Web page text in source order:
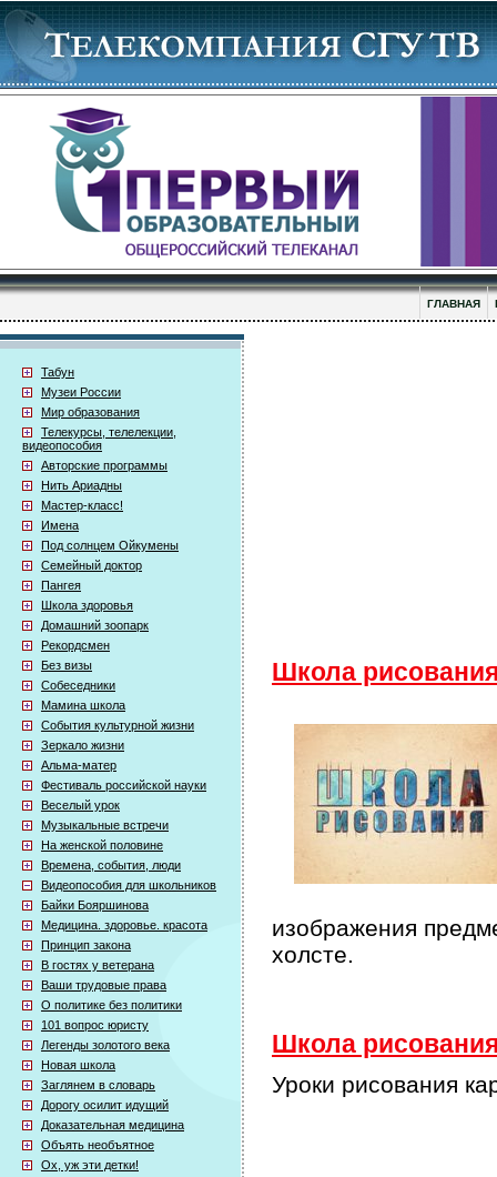
ГЛАВНАЯ
Табун
Музеи России
Мир образования
Телекурсы, телелекции,
видеопособия
Авторские программы
Нить Ариадны
Мастер-класс!
Имена
Под солнцем Ойкумены
Семейный доктор
Пангея
Школа здоровья
Домашний зоопарк
Рекордсмен
Без визы
Собеседники
Мамина школа
События культурной жизни
Зеркало жизни
Альма-матер
Фестиваль российской науки
Веселый урок
Музыкальные встречи
На женской половине
Времена, события, люди
Видеопособия для школьников
Байки Бояршинова
Медицина. здоровье. красота
Принцип закона
В гостях у ветерана
Ваши трудовые права
О политике без политики
101 вопрос юристу
Легенды золотого века
Новая школа
Заглянем в словарь
Дорогу осилит идущий
Доказательная медицина
Объять необъятное
Ох, уж эти детки!
Школа
изображения
холсте.
Школа
Уроки рисования